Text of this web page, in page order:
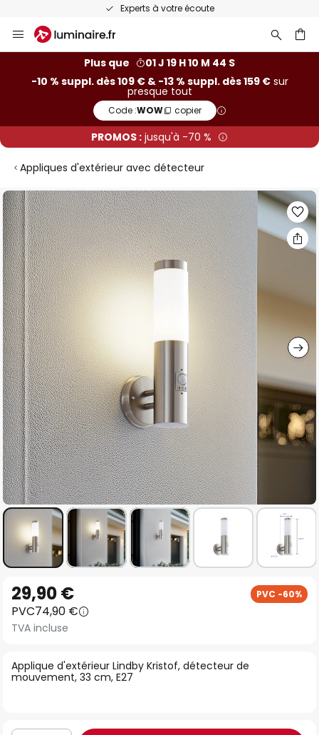
Experts à votre écoute
Allez
au
Plus que
01 J 19 H 10 M 44 S
-10 % suppl. dès 109 € & -13 % suppl. dès 159 €sur
presque tout
Code :WOW copier
PROMOS : jusqu'à -70 %
Appliques d'extérieur avec détecteur
Skip
to
the
end
of
the
images
gallery
to
the
beginning
the
images
Applique d'extérieur Lindby Kristof, détecteur de
mouvement, 33 cm, E27
29,90 € PVC -60%
PVC74,90 €
TVA incluse